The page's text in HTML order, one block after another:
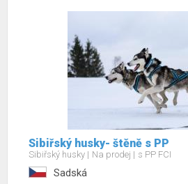
Sibiřský husky- štěně s PP
Sibiřský husky Na prodej s PP FCI
Sadská